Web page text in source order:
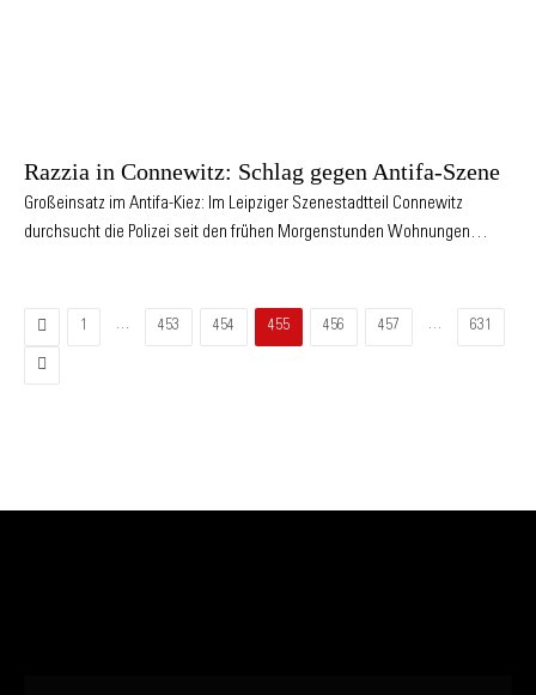
Razzia in Connewitz: Schlag gegen Antifa-Szene
Großeinsatz im Antifa-Kiez: Im Leipziger Szenestadtteil Connewitz
durchsucht die Polizei seit den frühen Morgenstunden Wohnungen…
Zurück1 … 453 454 455 456 457 … 631
Vor